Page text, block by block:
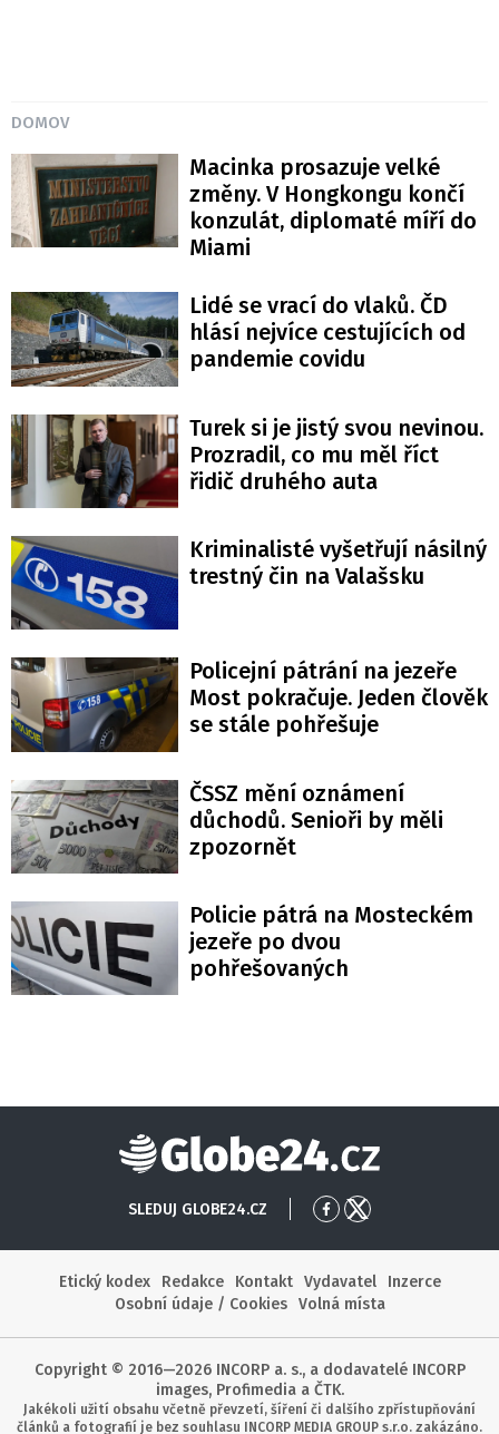
DOMOV
Macinka prosazuje velké
změny. V Hongkongu končí
konzulát, diplomaté míří do
Miami
Lidé se vrací do vlaků. ČD
hlásí nejvíce cestujících od
pandemie covidu
Turek si je jistý svou nevinou.
Prozradil, co mu měl říct
řidič druhého auta
Kriminalisté vyšetřují násilný
trestný čin na Valašsku
Policejní pátrání na jezeře
Most pokračuje. Jeden člověk
se stále pohřešuje
ČSSZ mění oznámení
důchodů. Senioři by měli
zpozornět
Policie pátrá na Mosteckém
jezeře po dvou
pohřešovaných
Globe24
SLEDUJ GLOBE24.CZ
Přejít
Facebook
Přejít
X
Etický kodex
Redakce Kontakt Vydavatel
Inzerce
Osobní údaje / Cookies
Volná místa
Copyright © 2016—2026 INCORP a. s., a dodavatelé INCORP
images, Profimedia a ČTK.
Jakékoli užití obsahu včetně převzetí, šíření či dalšího zpřístupňování
článků a fotografií je bez souhlasu INCORP MEDIA GROUP s.r.o. zakázáno.